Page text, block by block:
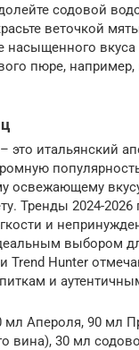
содовой
веточкой
насыщенного
пюре, например,
это итальянский
освежающему
Тренды 2024-2026
и
выбором
Trend Hunter
и
мл Апероля, 90 мл
вина), 30 мл